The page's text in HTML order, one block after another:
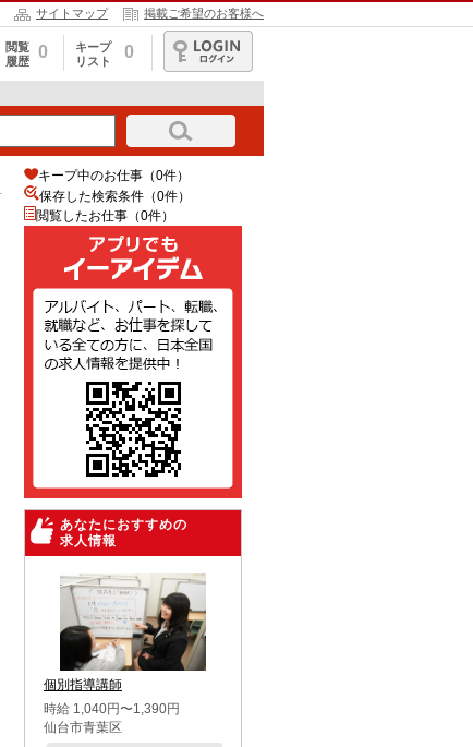
サイトマップ 掲載ご希望のお客様へ
閲覧
履歴
0
キープ
リスト
0
ログイン
キープ中のお仕事（0件）
保存した検索条件（0件）
閲覧したお仕事（0件）
あなたにおすすめの
求人情報
個別指導講師
時給 1,040円〜1,390円
仙台市青葉区